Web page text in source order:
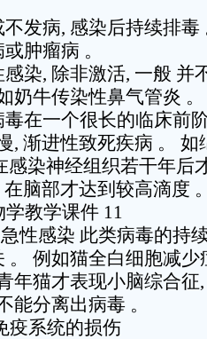
发病, 感染后持续排毒
肿瘤病 。
染, 除非激活, 一般 并
奶牛传染性鼻气管炎 。
在一个很长的临床前
, 渐进性致死疾病 。 如
感染神经组织若干年后
脑部才达到较高滴度
教学课件 11
性感染 此类病毒的持
。 例如猫全白细胞减少
年猫才表现小脑综合征
能分离出病毒 。
疫系统的损伤